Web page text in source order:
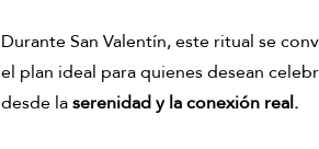
Durante San Valentín, este ritual se
el plan ideal para quienes desean
desde la serenidad y la conexión real.